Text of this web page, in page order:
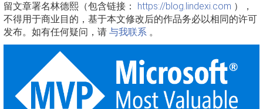
留文章署名林德熙（包含链接：
https://blog.lindexi.com ），
不得用于商业目的，基于本文修改后的作品务必以相同的许可
发布。如有任何疑问，请 与我联系 。